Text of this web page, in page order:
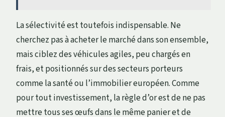
La sélectivité est toutefois indispensable. Ne
cherchez pas à acheter le marché dans son ensemble,
mais ciblez des véhicules agiles, peu chargés en
frais, et positionnés sur des secteurs porteurs
comme la santé ou l’immobilier européen. Comme
pour tout investissement, la règle d’or est de ne pas
mettre tous ses œufs dans le même panier et de